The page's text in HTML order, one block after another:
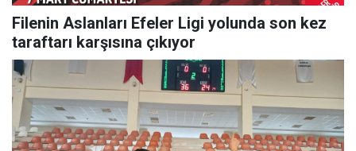
Filenin Aslanları Efeler Ligi yolunda son kez
taraftarı karşısına çıkıyor